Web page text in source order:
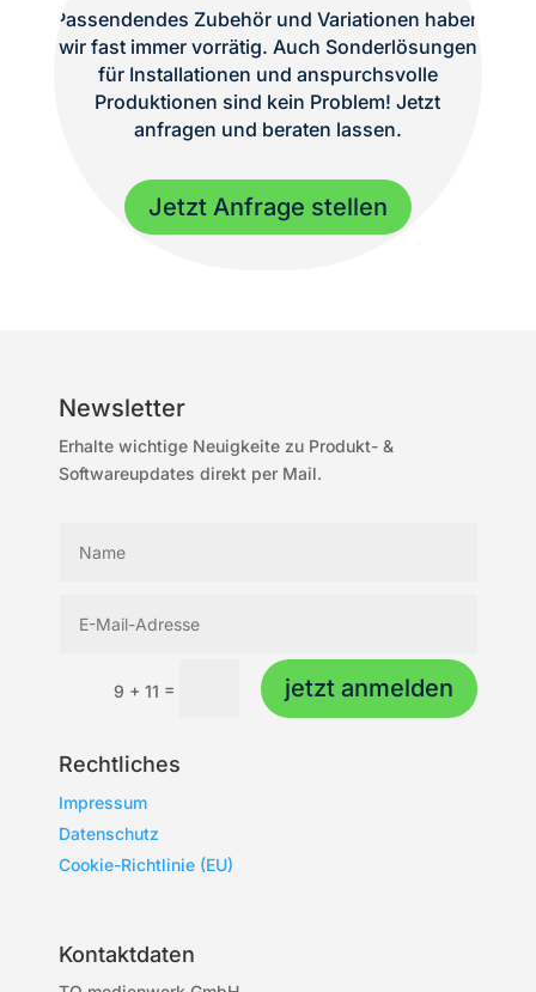
Passendendes Zubehör und Variationen haben
wir fast immer vorrätig. Auch Sonderlösungen
für Installationen und anspurchsvolle
Produktionen sind kein Problem! Jetzt
anfragen und beraten lassen.
Jetzt Anfrage stellen
Newsletter
Erhalte wichtige Neuigkeite zu Produkt- &
Softwareupdates direkt per Mail.
9 + 11 = jetzt anmelden
Rechtliches
Impressum
Datenschutz
Cookie-Richtlinie (EU)
Kontaktdaten